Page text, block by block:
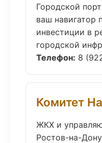
Городской
ваш навигатор
инвестиции в
городской
Телефон: 8
Комитет
ЖКХ и
Ростов-на-Дону